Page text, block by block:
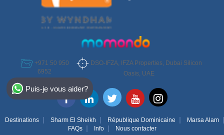
+971 50 950
6952
DSO-IFZA, IFZA Properties, Dubai Silicon
Oasis, UAE
Destinations Sharm El Sheikh République Dominicaine
Marsa Alam
FAQs
Info Nous contacter
Puis-je vous aider?
Select Destination
Egypt
Bahamas